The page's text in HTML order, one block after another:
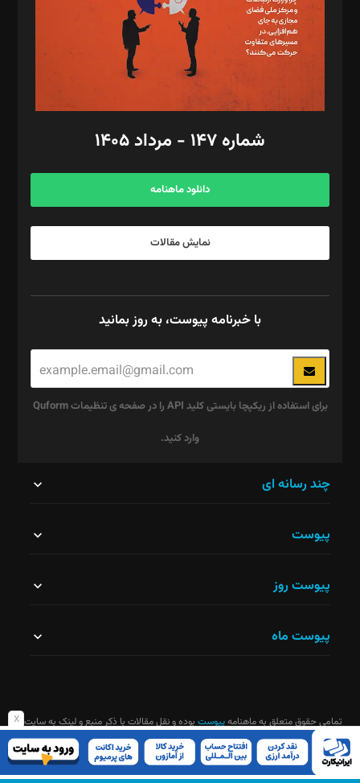
x
طراح یونیفرم: مجید توکلی
فیلمبرداری و عکاسی: امیر شفیعی، مانی لطفی زاده
گرافیک و صفحه‌آرایی: سید‌سبحان‌علی ثابت
مد‌یر توسعه تجاری: کامبیز برید‌
امور مالی: شاپور رهبری، محمد‌ کاظمی‌نیا
آگهی و مشترکین: ۰۹۱۹۹۹۹۰۴۵۴
شماره ۱۴۷ - مرداد ۱۴۰۵
دانلود ماهنامه
نمایش مقالات
با خبرنامه پیوست، به روز بمانید
برای استفاده از ریکپچا بایستی کلید API را در صفحه ی تنظیمات Quform
وارد کنید.
نباید
شود.
چند رسانه ای
پیوست
پیوست روز
پیوست ماه
تمامی حقوق متعلق به ماهنامهپیوست بوده و نقل مقالات با ذکر منبع و لینک به سایت
ماهنامه آزاد است